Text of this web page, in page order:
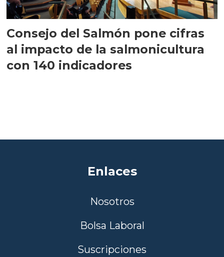
Consejo del Salmón pone cifras
al impacto de la salmonicultura
con 140 indicadores
Enlaces
Nosotros
Bolsa Laboral
Suscripciones